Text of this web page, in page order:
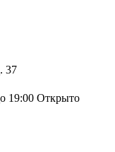
37
19:00 Открыто